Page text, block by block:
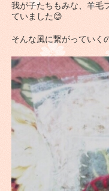
我が子たちもみな、羊毛
ていました😊
そんな風に繋がっていく